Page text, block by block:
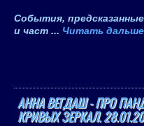
События,
и част ... Читать
АННА ВЕГДАШ - ПРО
КРИВЫХ ЗЕРКАЛ.